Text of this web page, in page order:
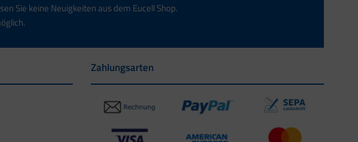
Sie keine Neuigkeiten aus dem Eucell Shop.
Zahlungsarten